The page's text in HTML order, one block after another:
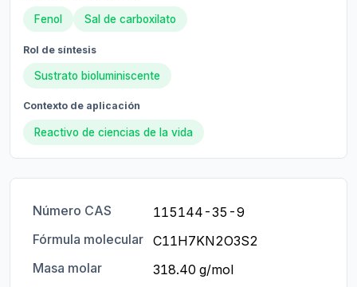
Fenol Sal de carboxilato
Rol de síntesis
Sustrato bioluminiscente
Contexto de aplicación
Reactivo de ciencias de la vida
Número CAS
115144-35-9
Fórmula molecular C11H7KN2O3S2
Masa molar
318.40 g/mol